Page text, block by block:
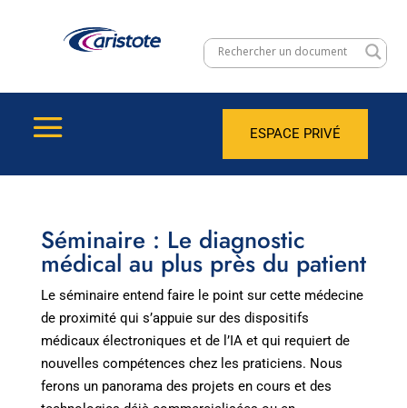
ESPACE PRIVÉ
Séminaire : Le diagnostic
médical au plus près du patient
Le séminaire entend faire le point sur cette médecine
de proximité qui s’appuie sur des dispositifs
médicaux électroniques et de l’IA et qui requiert de
nouvelles compétences chez les praticiens. Nous
ferons un panorama des projets en cours et des